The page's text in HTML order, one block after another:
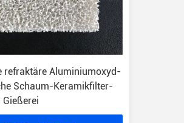
refraktäre Aluminiumoxyd-
Schaum-Keramikfilter-